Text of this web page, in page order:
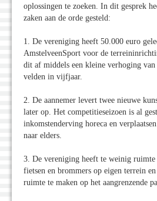
oplossingen te zoeken. In dit gesprek
zaken aan de orde gesteld:
1. De vereniging heeft 50.000 euro
AmstelveenSport voor de
dit af middels een kleine verhoging
velden in vijfjaar.
2. De aannemer levert twee nieuwe
later op. Het competitieseizoen is al
inkomstenderving horeca en
naar elders.
3. De vereniging heeft te weinig
fietsen en brommers op eigen terrein
ruimte te maken op het aangrenzende